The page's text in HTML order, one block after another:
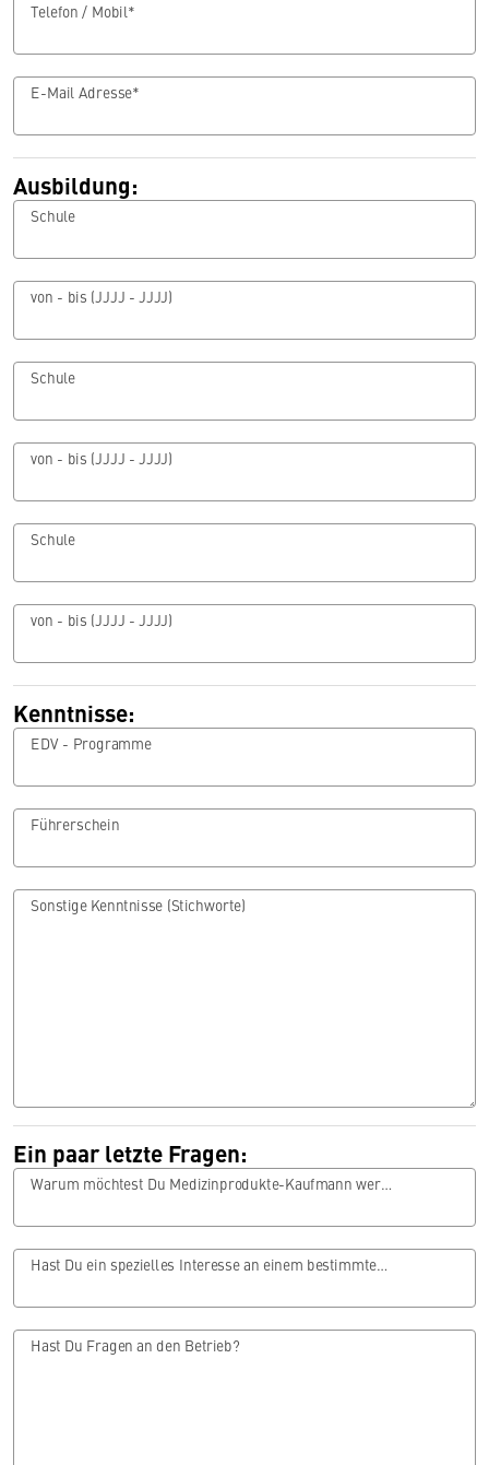
Telefon / Mobil*
E-Mail Adresse*
Ausbildung:
Schule
von - bis (JJJJ - JJJJ)
Schule
von - bis (JJJJ - JJJJ)
Schule
von - bis (JJJJ - JJJJ)
Kenntnisse:
EDV - Programme
Führerschein
Sonstige Kenntnisse (Stichworte)
Ein paar letzte Fragen:
Warum möchtest Du Medizinprodukte-Kaufmann werden?
Hast Du ein spezielles Interesse an einem bestimmten Bereich?
Hast Du Fragen an den Betrieb?